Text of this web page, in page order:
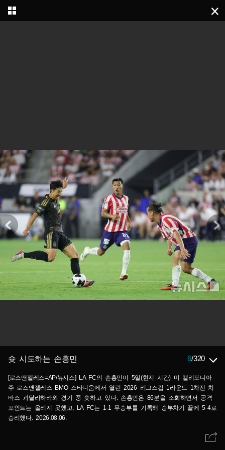
슛 시도하는 손흥민 6/320
[로스앤젤레스=AP/뉴시스] LA FC의 손흥민이 5일(현지 시간) 미 캘리포니아
주 로스앤젤레스 BMO 스타디움에서 열린 2026 리그스컵 1라운드 1차전 치
바스 과달라하라와 경기 중 슛하고 있다. 손흥민은 86분을 소화하면서 공격
포인트는 올리지 못했고, LA FC는 1-1 무승부를 기록해 승부차기 끝에 5-4로
승리했다. 2026.08.06.